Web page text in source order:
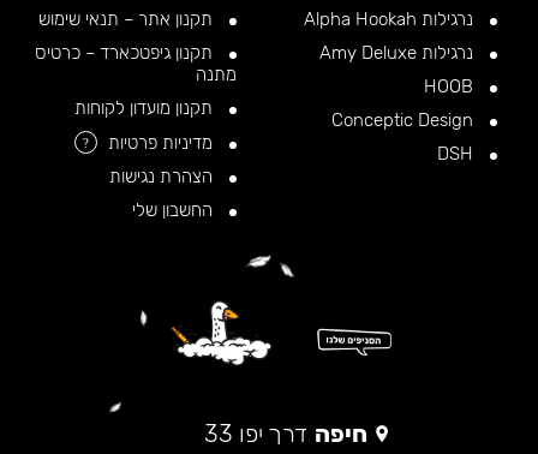
נרגילות Alpha Hookah
נרגילות Amy Deluxe
תקנון אתר – תנאי שימוש
תקנון גיפטכארד – כרטיס
מתנה
תקנון מועדון לקוחות
מדיניות פרטיות
?
הצהרת נגישות
החשבון שלי
חיפה דרך יפו 33